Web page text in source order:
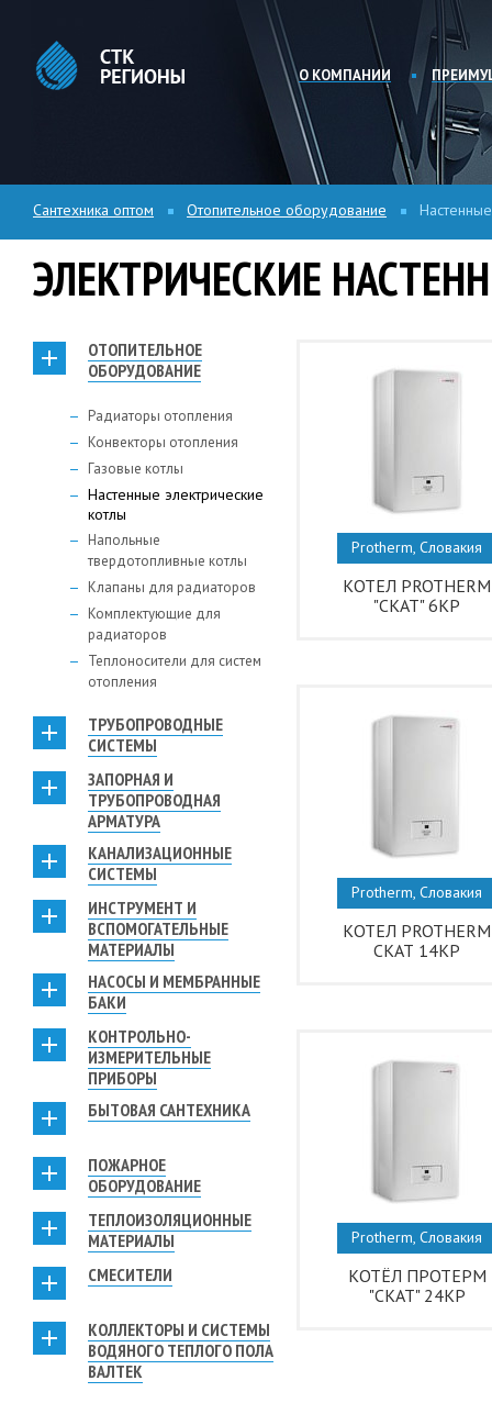
О КОМПАНИИ
Сантехника оптом Отопительное оборудование
ЭЛЕКТРИЧЕСКИЕ
ОТОПИТЕЛЬНОЕ
ОБОРУДОВАНИЕ
Радиаторы отопления
Конвекторы отопления
Газовые котлы
Настенные электрические
котлы
Напольные
твердотопливные котлы
Клапаны для радиаторов
Комплектующие для
радиаторов
Теплоносители для систем
отопления
ТРУБОПРОВОДНЫЕ
СИСТЕМЫ
ЗАПОРНАЯ И
ТРУБОПРОВОДНАЯ
АРМАТУРА
КАНАЛИЗАЦИОННЫЕ
СИСТЕМЫ
ИНСТРУМЕНТ И
ВСПОМОГАТЕЛЬНЫЕ
МАТЕРИАЛЫ
НАСОСЫ И МЕМБРАННЫЕ
БАКИ
КОНТРОЛЬНО-
ИЗМЕРИТЕЛЬНЫЕ
ПРИБОРЫ
БЫТОВАЯ САНТЕХНИКА
ПОЖАРНОЕ
ОБОРУДОВАНИЕ
ТЕПЛОИЗОЛЯЦИОННЫЕ
МАТЕРИАЛЫ
СМЕСИТЕЛИ
КОЛЛЕКТОРЫ И СИСТЕМЫ
ВОДЯНОГО ТЕПЛОГО ПОЛА
ВАЛТЕК
Protherm, Словакия
КОТЕЛ PROTHERM
"СКАТ" 6КР
Protherm, Словакия
КОТЕЛ PROTHERM
СКАТ 14КР
Protherm, Словакия
КОТЁЛ ПРОТЕРМ
"СКАТ" 24КР